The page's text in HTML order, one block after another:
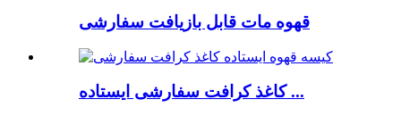
قهوه مات قابل بازیافت سفارشی
کاغذ کرافت سفارشی ایستاده ...